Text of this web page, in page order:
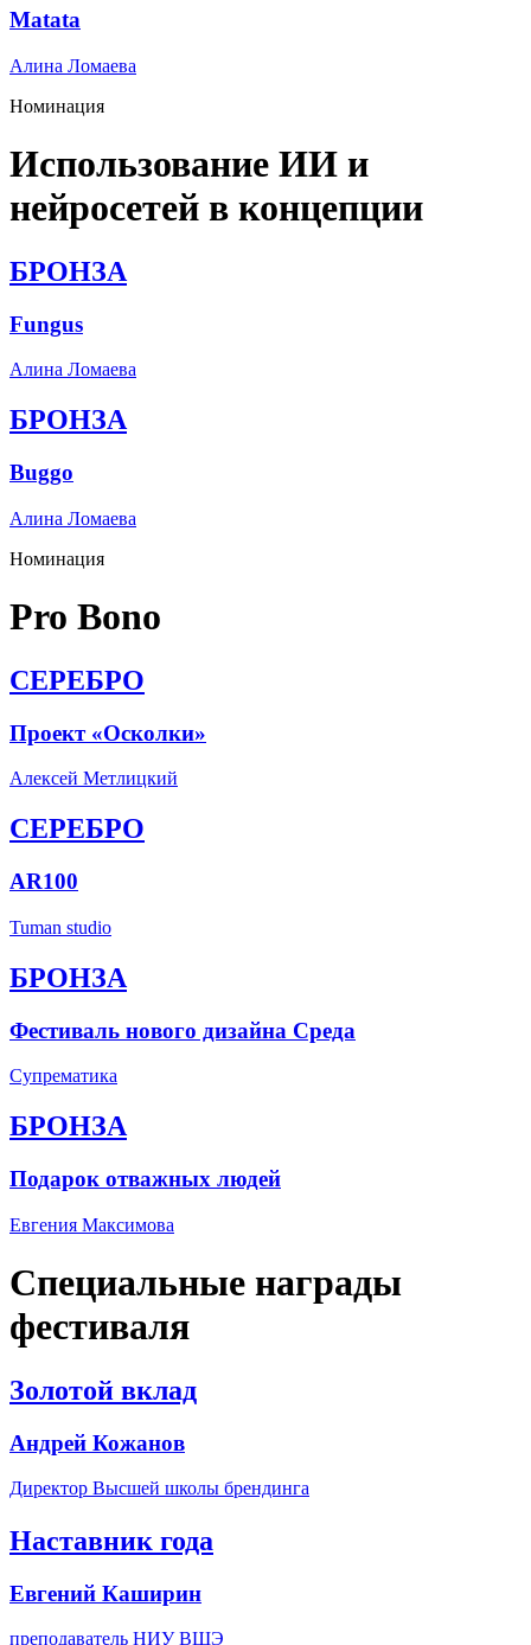
Matata
Алина Ломаева
Номинация
Использование ИИ и
нейросетей в концепции
БРОНЗА
Fungus
Алина Ломаева
БРОНЗА
Buggo
Алина Ломаева
Номинация
Pro Bono
СЕРЕБРО
Проект «Осколки»
Алексей Метлицкий
СЕРЕБРО
AR100
Tuman studio
БРОНЗА
Фестиваль нового дизайна Среда
Супрематика
БРОНЗА
Подарок отважных людей
Евгения Максимова
Специальные награды
фестиваля
Золотой вклад
Андрей Кожанов
Директор Высшей школы брендинга
Наставник года
Евгений Каширин
преподаватель НИУ ВШЭ